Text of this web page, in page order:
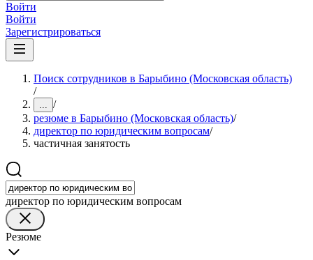
Войти
Войти
Зарегистрироваться
Поиск сотрудников в Барыбино (Московская область)
/
... /
резюме в Барыбино (Московская область)/
директор по юридическим вопросам/
частичная занятость
директор по юридическим вопросам
Резюме